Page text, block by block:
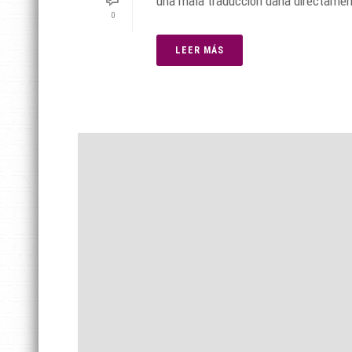
0
LEER MÁS